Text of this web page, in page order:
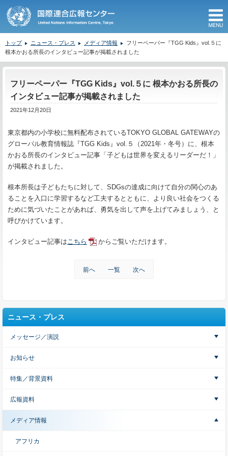
トップ ニュース・プレス メディア情報
フリーペーパー『TGG Kids』vol.５に
根本かおる所長のインタビュー記事が掲載されました
フリーペーパー『TGG Kids』vol.５に 根本かおる所長の
インタビュー記事が掲載されました
2021年12月20日
東京都内の小学校に無料配布されているTOKYO GLOBAL GATEWAYの
グローバル教育情報誌『TGG Kids』vol.５（2021年・冬号）に、根本
かおる所長のインタビュー記事「子どもは世界を変えるリーダーだ！」
が掲載されました。
根本所長は子どもたちに対して、SDGsの達成に向けて自分の関心のあ
ることを入口に学習するなど工夫するとともに、より良い社会をつくる
ために気づいたことがあれば、勇気を出して声を上げてみましょう、と
呼びかけています。
インタビュー記事はこちら からご覧いただけます。
前へ 一覧 次へ
ニュース・プレス
メッセージ／演説
お知らせ
特集／背景資料
広報資料
メディア情報
アフリカ